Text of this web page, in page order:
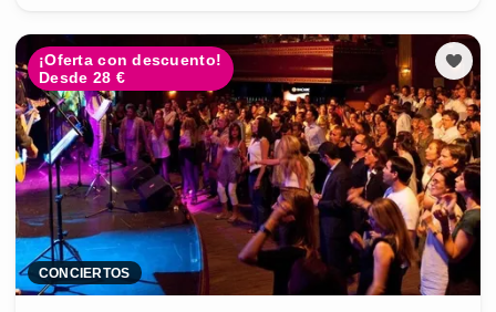
¡Oferta con descuento!
Desde 28 €
CONCIERTOS